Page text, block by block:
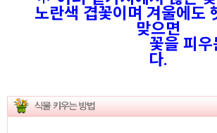
노란색 겹꽃이며 겨울에도
맞으면
꽃을 피우
다.